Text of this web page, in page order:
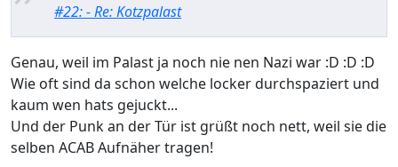
#22: - Re: Kotzpalast
Genau, weil im Palast ja noch nie nen Nazi war :D :D :D
Wie oft sind da schon welche locker durchspaziert und
kaum wen hats gejuckt...
Und der Punk an der Tür ist grüßt noch nett, weil sie die
selben ACAB Aufnäher tragen!